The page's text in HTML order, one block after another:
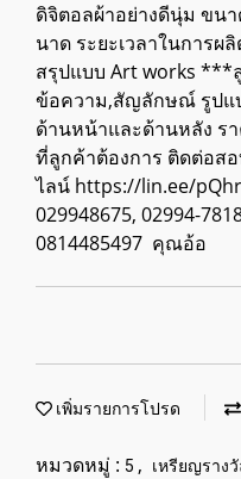
ดิจิตอลผ้าอย่างดีนุ่ม ขน
นาด ระยะเวลาในการผ
สรุปแบบ Art works ***
ข้อความ,สัญลักษณ์ รูปแ
ด้านหน้าและด้านหลัง ร
ที่ลูกค้าต้องการ ติดต่อส
ไลน์ https://lin.ee/
029948675, 02994-
0814485497 คุณอ้อ
เพิ่มรายการโปรด
หมวดหมู่ : 5 , เหรียญราง